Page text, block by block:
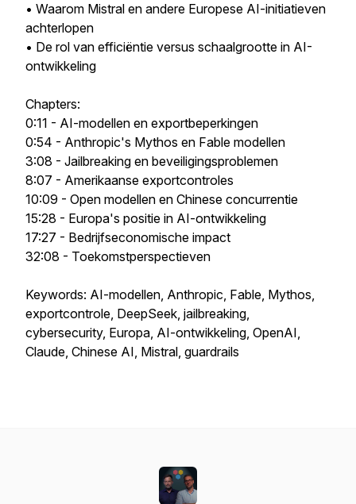
• Waarom Mistral en andere Europese AI-initiatieven
achterlopen
• De rol van efficiëntie versus schaalgrootte in AI-
ontwikkeling
Chapters:
0:11 - AI-modellen en exportbeperkingen
0:54 - Anthropic's Mythos en Fable modellen
3:08 - Jailbreaking en beveiligingsproblemen
8:07 - Amerikaanse exportcontroles
10:09 - Open modellen en Chinese concurrentie
15:28 - Europa's positie in AI-ontwikkeling
17:27 - Bedrijfseconomische impact
32:08 - Toekomstperspectieven
Keywords: AI-modellen, Anthropic, Fable, Mythos,
exportcontrole, DeepSeek, jailbreaking,
cybersecurity, Europa, AI-ontwikkeling, OpenAI,
Claude, Chinese AI, Mistral, guardrails